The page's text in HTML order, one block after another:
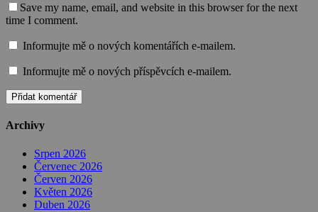
Save my name, email, and website in this browser for the next
time I comment.
Informujte mě o nových komentářích e-mailem.
Informujte mě o nových příspěvcích e-mailem.
Archivy
Srpen 2026
Červenec 2026
Červen 2026
Květen 2026
Duben 2026